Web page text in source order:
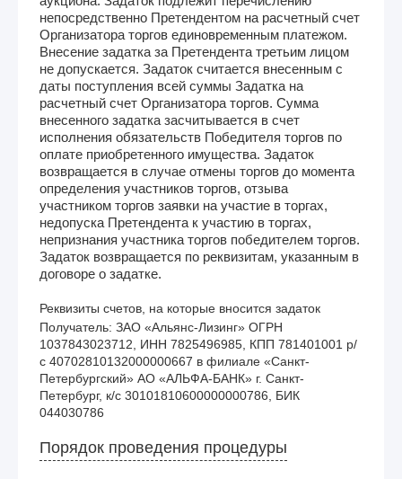
непосредственно Претендентом на расчетный счет
Организатора торгов единовременным платежом.
Внесение задатка за Претендента третьим лицом
не допускается. Задаток считается внесенным с
даты поступления всей суммы Задатка на
расчетный счет Организатора торгов. Сумма
внесенного задатка засчитывается в счет
исполнения обязательств Победителя торгов по
оплате приобретенного имущества. Задаток
возвращается в случае отмены торгов до момента
определения участников торгов, отзыва
участником торгов заявки на участие в торгах,
недопуска Претендента к участию в торгах,
непризнания участника торгов победителем торгов.
Задаток возвращается по реквизитам, указанным в
договоре о задатке.
Реквизиты счетов, на которые вносится задаток
Получатель: ЗАО «Альянс-Лизинг» ОГРН
1037843023712, ИНН 7825496985, КПП 781401001 р/
с 40702810132000000667 в филиале «Санкт-
Петербургский» АО «АЛЬФА-БАНК» г. Санкт-
Петербург, к/с 30101810600000000786, БИК
044030786
Порядок проведения процедуры